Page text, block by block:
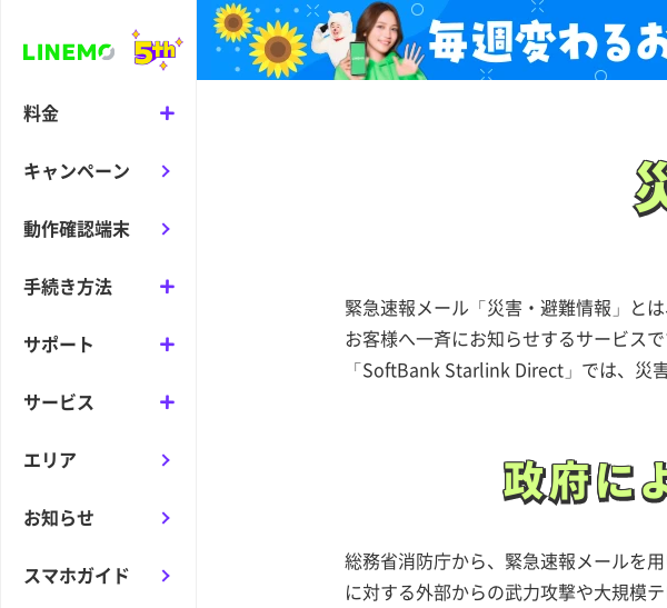
料金
キャンペーン
動作確認端末
手続き方法
サポート
サービス
エリア
お知らせ
スマホガイド
緊急速報メール「災害・避難情報」と
お客様へ一斉にお知らせするサービスで
「SoftBank Starlink Direct」では、災
政府に
政府に
総務省消防庁から、緊急速報メールを
に対する外部からの武力攻撃や大規模